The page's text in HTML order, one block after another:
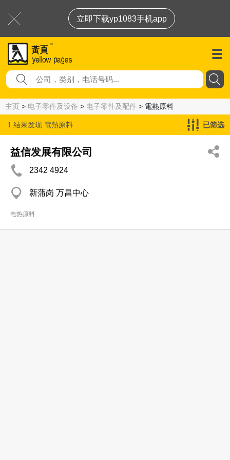
立即下载yp1083手机app
主页 > 电子零件及设备 > 电子零件及配件 > 電熱原料
1 结果发现 電熱原料 已筛选
益信发展有限公司
2342 4924
新蒲岗 万昌中心
电热原料